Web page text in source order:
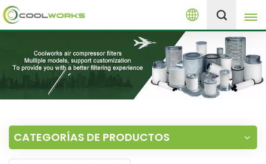
Español
English
español
العربية
русский
+8613525046291
CATEGORÍAS DE PRODUCTOS